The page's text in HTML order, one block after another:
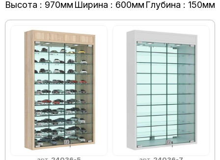
Высота : 970мм Ширина : 600мм Глубина : 150мм